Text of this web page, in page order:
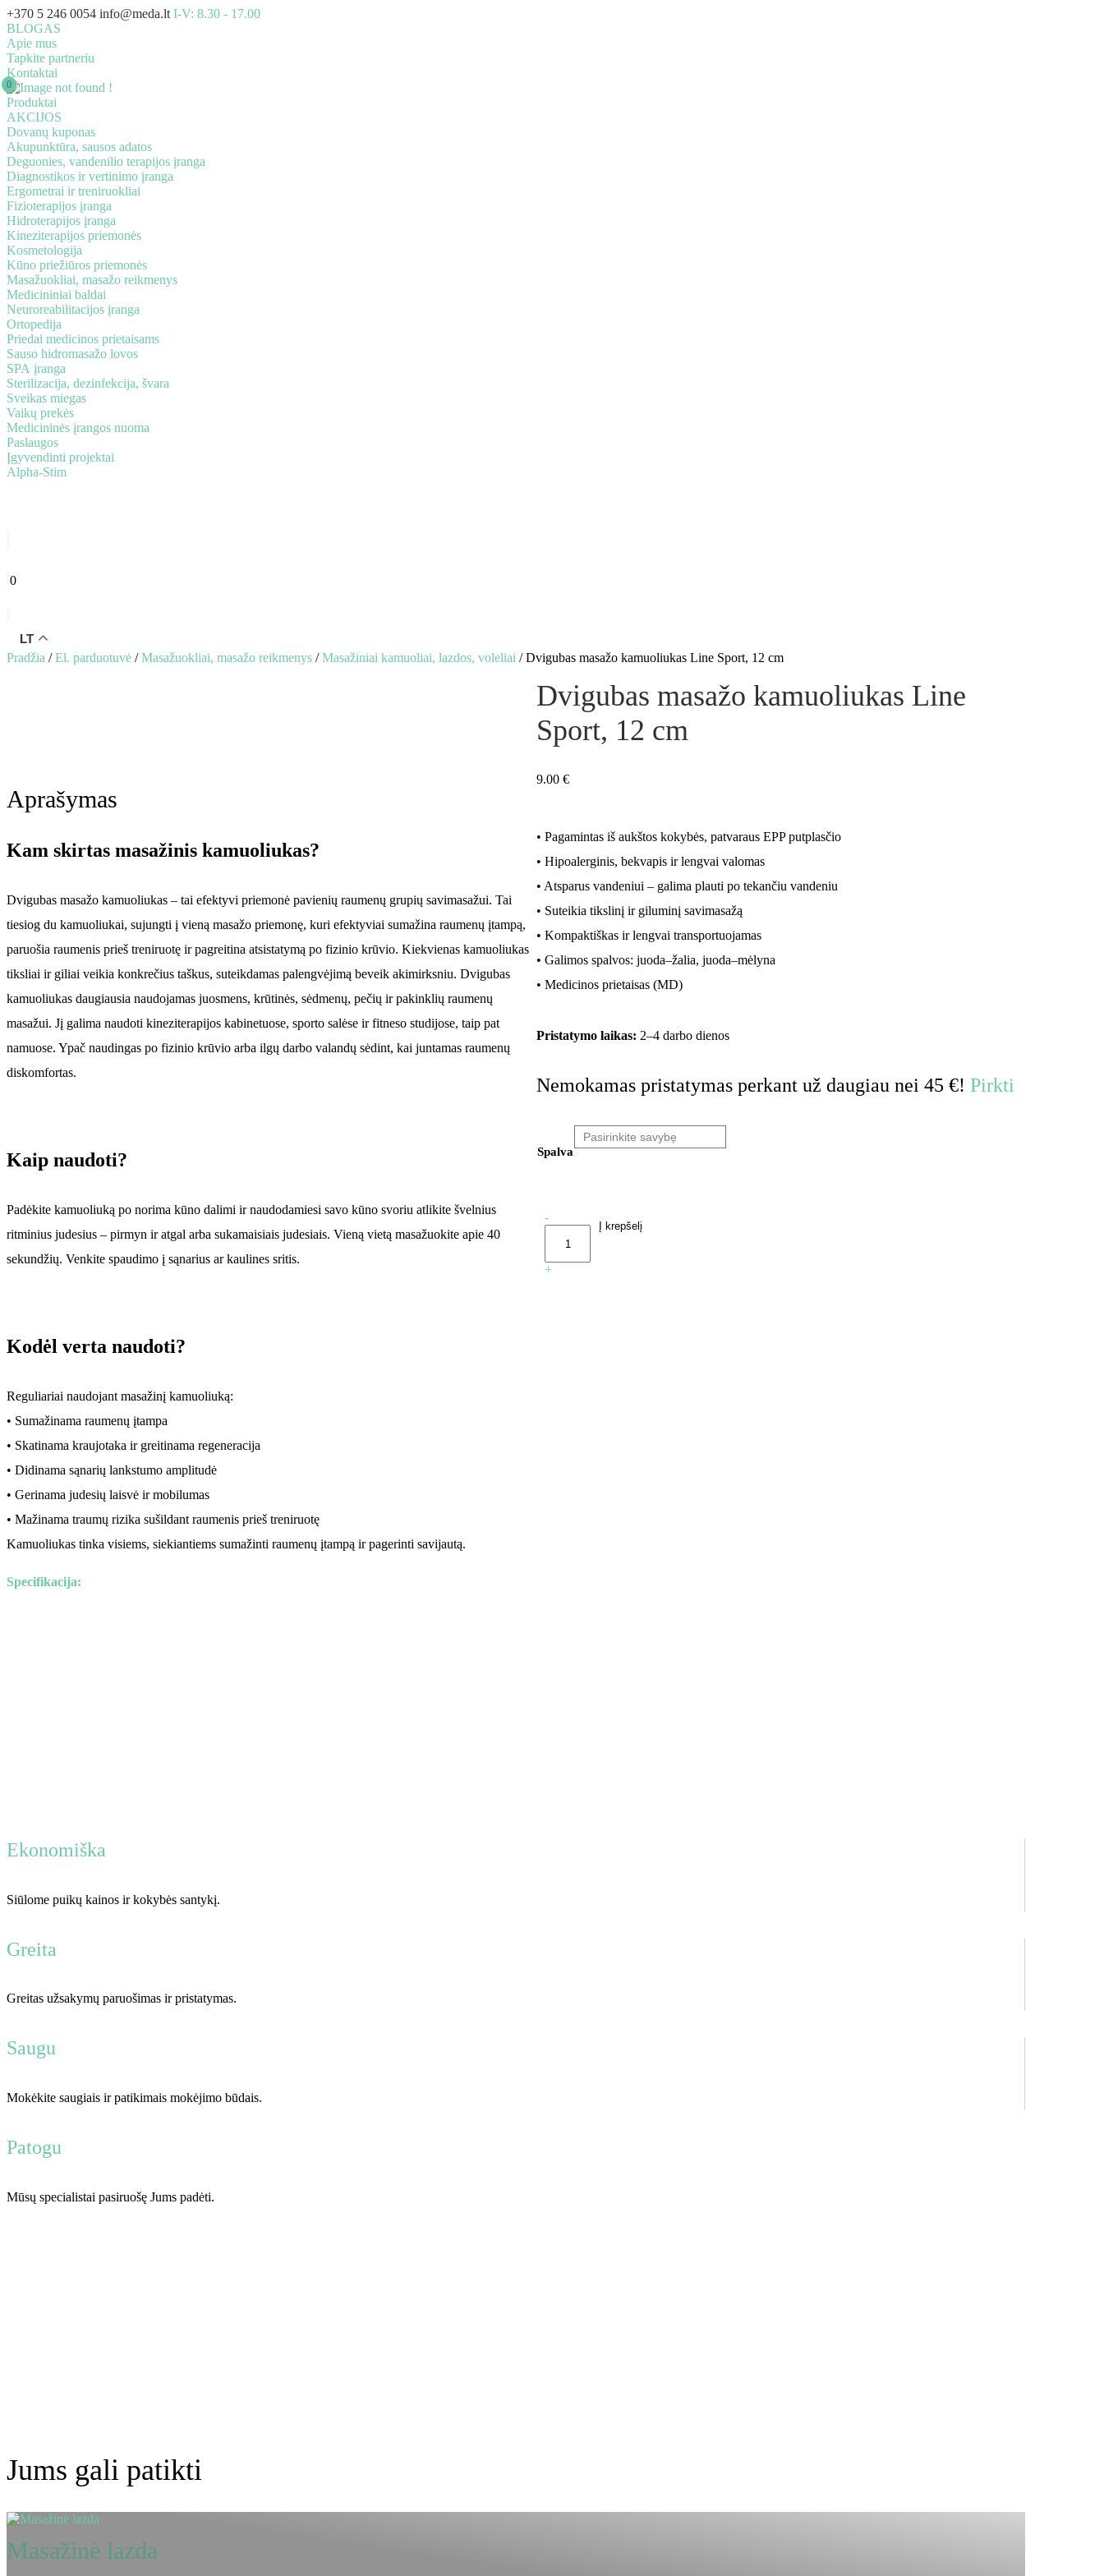
+370 5 246 0054 info@meda.lt I-V: 8.30 - 17.00
BLOGAS
Apie mus
Tapkite partneriu
Kontaktai
Produktai
AKCIJOS
Dovanų kuponas
Akupunktūra, sausos adatos
Deguonies, vandenilio terapijos įranga
Diagnostikos ir vertinimo įranga
Ergometrai ir treniruokliai
Fizioterapijos įranga
Hidroterapijos įranga
Kineziterapijos priemonės
Kosmetologija
Kūno priežiūros priemonės
Masažuokliai, masažo reikmenys
Medicininiai baldai
Neuroreabilitacijos įranga
Ortopedija
Priedai medicinos prietaisams
Sauso hidromasažo lovos
SPA įranga
Sterilizacija, dezinfekcija, švara
Sveikas miegas
Vaikų prekės
Medicininės įrangos nuoma
Paslaugos
Įgyvendinti projektai
Alpha-Stim
0
0
LT
Pradžia /El. parduotuvė /Masažuokliai, masažo reikmenys /Masažiniai kamuoliai, lazdos, voleliai / Dvigubas masažo kamuoliukas Line Sport, 12 cm
Dvigubas masažo kamuoliukas Line
Sport, 12 cm
9.00 €
• Pagamintas iš aukštos kokybės, patvaraus EPP putplasčio
• Hipoalerginis, bekvapis ir lengvai valomas
• Atsparus vandeniui – galima plauti po tekančiu vandeniu
• Suteikia tikslinį ir giluminį savimasažą
• Kompaktiškas ir lengvai transportuojamas
• Galimos spalvos: juoda–žalia, juoda–mėlyna
• Medicinos prietaisas (MD)
Pristatymo laikas: 2–4 darbo dienos
Nemokamas pristatymas perkant už daugiau nei 45 €! Pirkti
Spalva
Pasirinkite
-
+
Į krepšelį
Aprašymas
Kam skirtas masažinis kamuoliukas?
Dvigubas masažo kamuoliukas – tai efektyvi priemonė pavienių raumenų grupių savimasažui. Tai
tiesiog du kamuoliukai, sujungti į vieną masažo priemonę, kuri efektyviai sumažina raumenų įtampą,
paruošia raumenis prieš treniruotę ir pagreitina atsistatymą po fizinio krūvio. Kiekvienas kamuoliukas
tiksliai ir giliai veikia konkrečius taškus, suteikdamas palengvėjimą beveik akimirksniu. Dvigubas
kamuoliukas daugiausia naudojamas juosmens, krūtinės, sėdmenų, pečių ir pakinklių raumenų
masažui. Jį galima naudoti kineziterapijos kabinetuose, sporto salėse ir fitneso studijose, taip pat
namuose. Ypač naudingas po fizinio krūvio arba ilgų darbo valandų sėdint, kai juntamas raumenų
diskomfortas.
Kaip naudoti?
Padėkite kamuoliuką po norima kūno dalimi ir naudodamiesi savo kūno svoriu atlikite švelnius
ritminius judesius – pirmyn ir atgal arba sukamaisiais judesiais. Vieną vietą masažuokite apie 40
sekundžių. Venkite spaudimo į sąnarius ar kaulines sritis.
Kodėl verta naudoti?
Reguliariai naudojant masažinį kamuoliuką:
• Sumažinama raumenų įtampa
• Skatinama kraujotaka ir greitinama regeneracija
• Didinama sąnarių lankstumo amplitudė
• Gerinama judesių laisvė ir mobilumas
• Mažinama traumų rizika sušildant raumenis prieš treniruotę
Kamuoliukas tinka visiems, siekiantiems sumažinti raumenų įtampą ir pagerinti savijautą.
Specifikacija:
Ekonomiška
Siūlome puikų kainos ir kokybės santykį.
Greita
Greitas užsakymų paruošimas ir pristatymas.
Saugu
Mokėkite saugiais ir patikimais mokėjimo būdais.
Patogu
Mūsų specialistai pasiruošę Jums padėti.
Jums gali patikti
Masažinė lazda